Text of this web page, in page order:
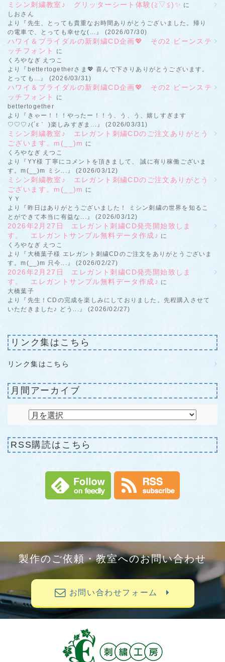
ミシン刺繍教室♪ グリッターシート体験(≧▽≦)✨ に
しおさん
より『先生、とっても貴重なお時間ありがとうございました。帰り
の電車で、とっても幸せな(...』 (2026/07/30)
ハワイ＆ブライダルの新刺繍CD企画💖 その2 ビーンステ
ッチフォント
に
くろやなぎ えつこ
より『bettertogetherさま💖 喜んで下さりありがとうございます。
とっても...』 (2026/03/31)
ハワイ＆ブライダルの新刺繍CD企画💖 その2 ビーンステ
ッチフォント
に
bettertogether
より『きゃー！！！やったー！！う、う、う、嬉しすぎます
♡♡♡♪(´ε｀ )楽しみすぎま...』 (2026/03/31)
ミシン刺繍教室♪ エレガント刺繍CDのご注文ありがとう
ございます。m(__)m に
くろやなぎ えつこ
より『YY様 丁寧にコメントを頂きまして、 誠に有り稼働ございま
す。m(__)m ミシ...』 (2026/03/12)
ミシン刺繍教室♪ エレガント刺繍CDのご注文ありがとう
ございます。m(__)m に
ＹＹ
より『昨日はありがとうございました！ ミシン刺繍の世界を知るこ
とができて本当に有益な...』 (2026/03/12)
2026年2月27日 エレガント刺繍CD発売開始致しま
す。 エレガントサンプル無料データ作成♪ に
くろやなぎ えつこ
より『大橋葉子様 エレガント刺繍CDのご注文をありがとうございま
す。m(__)m 只今...』 (2026/02/27)
2026年2月27日 エレガント刺繍CD発売開始致しま
す。 エレガントサンプル無料データ作成♪ に
大橋葉子
より『先生！CDの完成を楽しみにしておりました。先程購入させて
いただきました♪ どう...』 (2026/02/27)
リンク集はこちら
リンク集はこちら
月間アーカイブ
RSS購読はこちら
製作のご依頼・教室へのお問い合わせ
お問い合わせフォーム